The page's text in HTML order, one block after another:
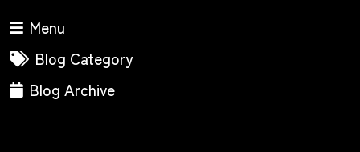
Menu
Blog Category
Blog Archive